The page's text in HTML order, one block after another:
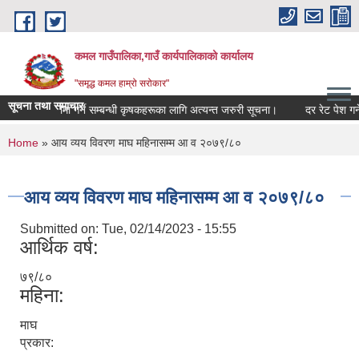
Skip to main content
कमल गाउँपालिका,गाउँ कार्यपालिकाको कार्यालय
"समृद्ध कमल हाम्रो सरोकार"
सूचना तथा समाचार
बाली बीमा गर्ने सम्बन्धी कृषकहरूका लागि अत्यन्त जरुरी सूचना। दर रेट पेश गर्ने
You are here
Home » आय व्यय विवरण माघ महिनासम्म आ व २०७९/८०
आय व्यय विवरण माघ महिनासम्म आ व २०७९/८०
Submitted on: Tue, 02/14/2023 - 15:55
आर्थिक वर्ष:
७९/८०
महिना:
माघ
प्रकार: